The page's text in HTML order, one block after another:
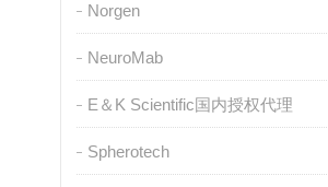
Norgen
NeuroMab
E＆K Scientific国内授权代理
Spherotech